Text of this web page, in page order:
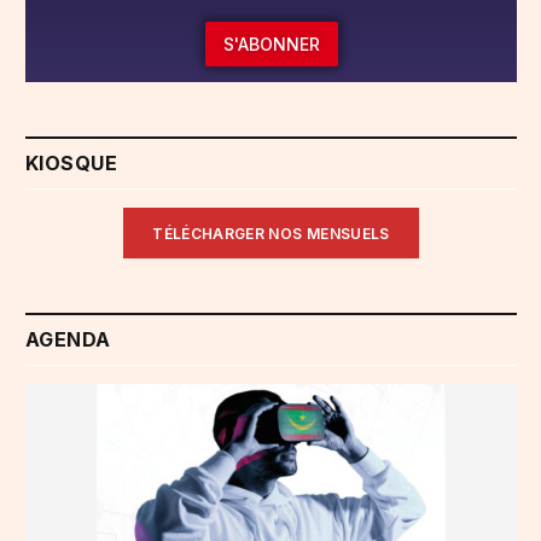
S'ABONNER
KIOSQUE
TÉLÉCHARGER NOS MENSUELS
AGENDA